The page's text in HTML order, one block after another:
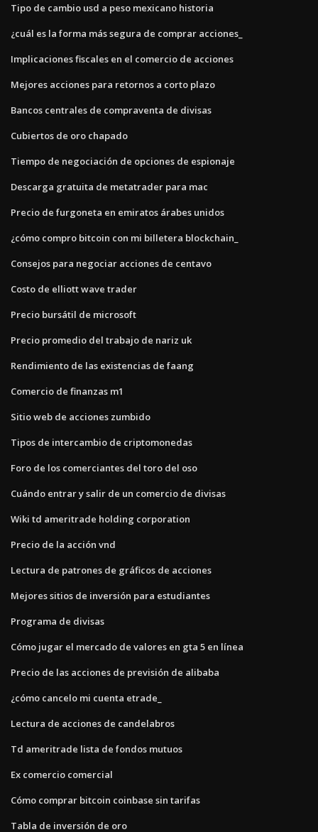
Tipo de cambio usd a peso mexicano historia
¿cuál es la forma más segura de comprar acciones_
Implicaciones fiscales en el comercio de acciones
Mejores acciones para retornos a corto plazo
Bancos centrales de compraventa de divisas
Cubiertos de oro chapado
Tiempo de negociación de opciones de espionaje
Descarga gratuita de metatrader para mac
Precio de furgoneta en emiratos árabes unidos
¿cómo compro bitcoin con mi billetera blockchain_
Consejos para negociar acciones de centavo
Costo de elliott wave trader
Precio bursátil de microsoft
Precio promedio del trabajo de nariz uk
Rendimiento de las existencias de faang
Comercio de finanzas m1
Sitio web de acciones zumbido
Tipos de intercambio de criptomonedas
Foro de los comerciantes del toro del oso
Cuándo entrar y salir de un comercio de divisas
Wiki td ameritrade holding corporation
Precio de la acción vnd
Lectura de patrones de gráficos de acciones
Mejores sitios de inversión para estudiantes
Programa de divisas
Cómo jugar el mercado de valores en gta 5 en línea
Precio de las acciones de previsión de alibaba
¿cómo cancelo mi cuenta etrade_
Lectura de acciones de candelabros
Td ameritrade lista de fondos mutuos
Ex comercio comercial
Cómo comprar bitcoin coinbase sin tarifas
Tabla de inversión de oro